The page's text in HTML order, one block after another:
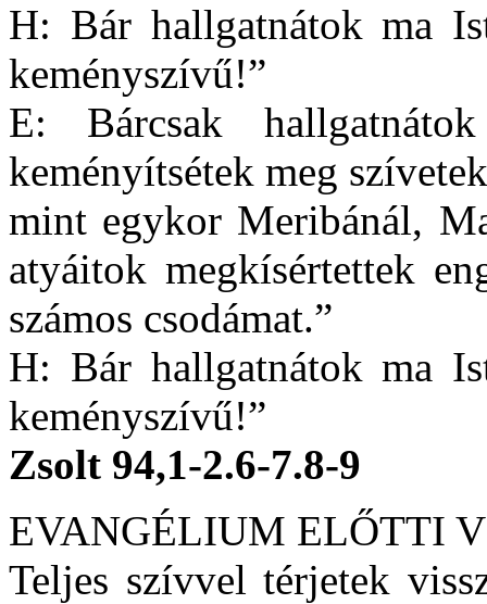
H: Bár hallgatnátok ma
keményszívű!”
E: Bárcsak
keményítsétek meg
mint egykor Meribánál,
atyáitok megkísértettek
számos csodámat.”
H: Bár hallgatnátok ma
keményszívű!”
Zsolt 94,1-2.6-7.8-9
EVANGÉLIUM ELŐTTI
Teljes szívvel térjetek